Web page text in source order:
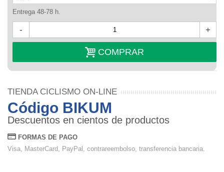
Entrega 48-78 h.
- +
COMPRAR
TIENDA CICLISMO ON-LINE
Código BIKUM
Descuentos en cientos de productos
FORMAS DE PAGO
Visa, MasterCard, PayPal, contrareembolso, transferencia bancaria.